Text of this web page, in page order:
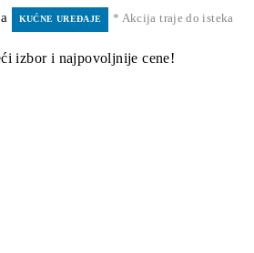
KUĆNE UREĐAJE
* Akcija traje do isteka
izbor i najpovoljnije cene!